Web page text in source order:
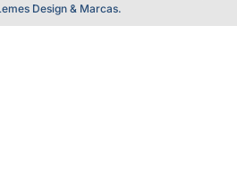
Design & Marcas.